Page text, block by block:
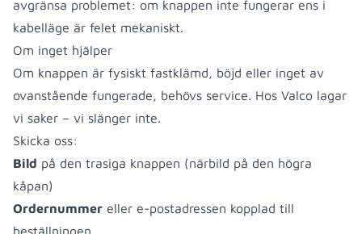
avgränsa problemet: om knappen inte fungerar ens i
kabelläge är felet mekaniskt.
Om inget hjälper
Om knappen är fysiskt fastklämd, böjd eller inget av
ovanstående fungerade, behövs service. Hos Valco lagar
vi saker – vi slänger inte.
Skicka oss:
Bild på den trasiga knappen (närbild på den högra
kåpan)
Ordernummer eller e-postadressen kopplad till
beställningen